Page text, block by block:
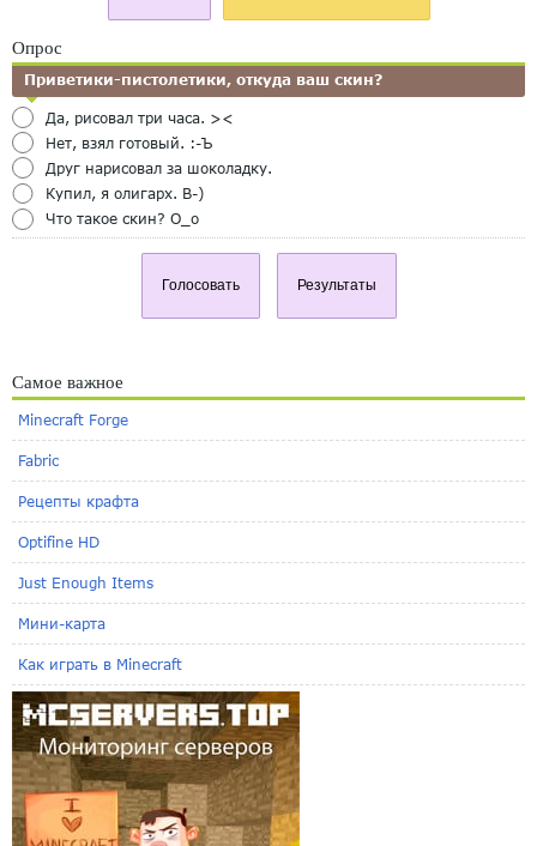
Опрос
Приветики-пистолетики, откуда ваш скин?
Да, рисовал три часа. ><
Нет, взял готовый. :-Ъ
Друг нарисовал за шоколадку.
Купил, я олигарх. B-)
Что такое скин? O_o
Голосовать Результаты
Самое важное
Minecraft Forge
Fabric
Рецепты крафта
Optifine HD
Just Enough Items
Мини-карта
Как играть в Minecraft